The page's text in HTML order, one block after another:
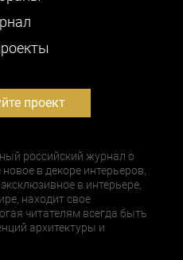
проект
российский журнал о
в декоре интерьеров,
в интерьере,
находит свое
читателям всегда быть
архитектуры и